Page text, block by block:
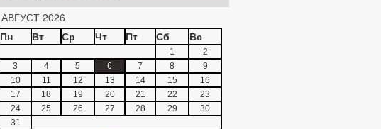
АВГУСТ 2026
Пн
Вт Ср Чт Пт Сб Вс
1
2
3
4 5 6 7 8
9
10
11 12 13 14 15
16
17
18 19 20 21 22
23
24
25 26 27 28 29
30
31